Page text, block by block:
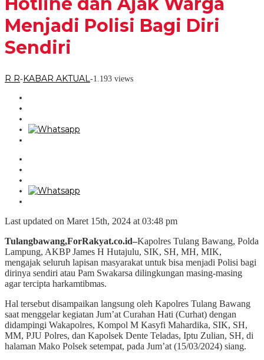
Menjadi Polisi Bagi Diri
Sendiri
R R-KABAR AKTUAL-1.193 views
Last updated on Maret 15th, 2024 at 03:48 pm
Tulangbawang,ForRakyat.co.id–Kapolres Tulang Bawang, Polda
Lampung, AKBP James H Hutajulu, SIK, SH, MH, MIK,
mengajak seluruh lapisan masyarakat untuk bisa menjadi Polisi bagi
dirinya sendiri atau Pam Swakarsa dilingkungan masing-masing
agar tercipta harkamtibmas.
Hal tersebut disampaikan langsung oleh Kapolres Tulang Bawang
saat menggelar kegiatan Jum’at Curahan Hati (Curhat) dengan
didampingi Wakapolres, Kompol M Kasyfi Mahardika, SIK, SH,
MM, PJU Polres, dan Kapolsek Dente Teladas, Iptu Zulian, SH, di
halaman Mako Polsek setempat, pada Jum’at (15/03/2024) siang.